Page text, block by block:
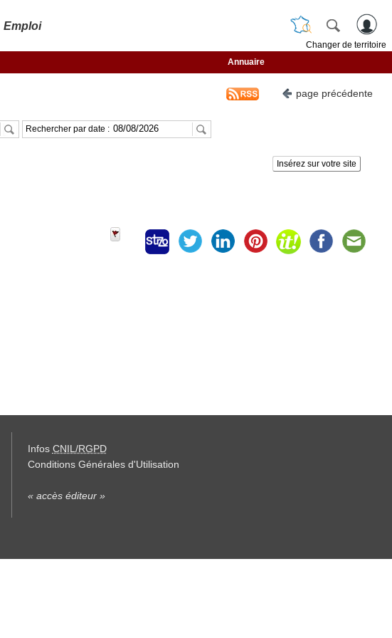
Emploi
Changer de territoire
Annuaire
page précédente
Rechercher par date :
Insérez sur votre site
Infos CNIL/RGPD
Conditions Générales d'Utilisation
« accès éditeur »